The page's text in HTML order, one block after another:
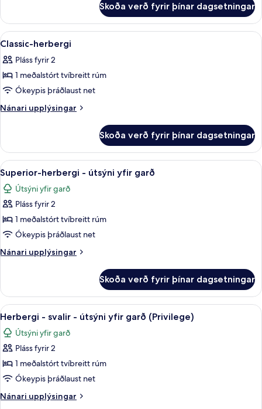
(Privilege)
-
svalir
-
(Privilege)
Skoða verð fyrir þínar dagsetningar
Skoða
allar
myndir
fyrir
Classic-
herbergi
Öryggishólf í herbergi, skrifborð,
7
Classic-herbergi
Pláss fyrir 2
1 meðalstórt tvíbreitt rúm
Ókeypis þráðlaust net
Nánari upplýsingar
Nánari
herbergi
Skoða verð fyrir þínar dagsetningar
Skoða
allar
myndir
fyrir
Superior-
herbergi
-
útsýni
garð
Öryggishólf í herbergi, skrifborð,
8
Superior-herbergi - útsýni yfir garð
Útsýni yfir garð
Pláss fyrir 2
1 meðalstórt tvíbreitt rúm
Ókeypis þráðlaust net
Nánari upplýsingar
Nánari
herbergi
útsýni
yfir
garð
Skoða verð fyrir þínar dagsetningar
Skoða
allar
myndir
fyrir
Herbergi
-
svalir
-
Öryggishólf í herbergi, skrifborð,
6
Herbergi - svalir - útsýni yfir garð (Privilege)
Útsýni yfir garð
Pláss fyrir 2
1 meðalstórt tvíbreitt rúm
Ókeypis þráðlaust net
Nánari upplýsingar
Nánari